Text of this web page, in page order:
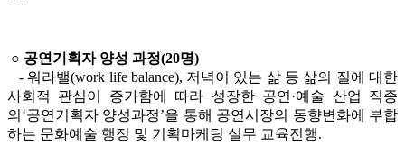
○ 공연기획자 양성 과정(20명)
- 워라밸(work life balance), 저녁이 있는 삶 등 삶의 질에 대한
사회적 관심이 증가함에 따라 성장한 공연·예술 산업 직종
의‘공연기획자 양성과정’을 통해 공연시장의 동향변화에 부합
하는 문화예술 행정 및 기획마케팅 실무 교육진행.